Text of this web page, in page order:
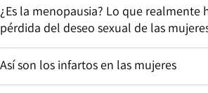
¿Es la menopausia? Lo que realmente
pérdida del deseo sexual de las
Así son los infartos en las mujeres